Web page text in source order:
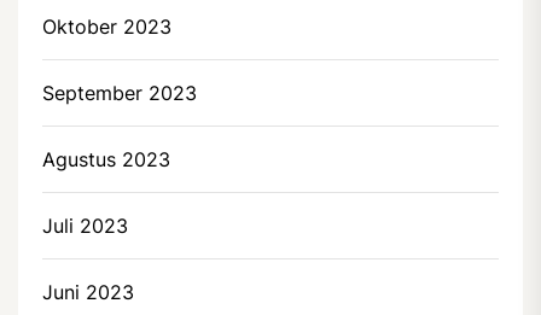
Oktober 2023
September 2023
Agustus 2023
Juli 2023
Juni 2023